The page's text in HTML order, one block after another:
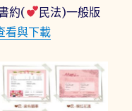
約(
民法)一般版
看與下載